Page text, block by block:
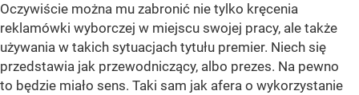
Oczywiście można mu zabronić nie tylko kręcenia
reklamówki wyborczej w miejscu swojej pracy, ale także
używania w takich sytuacjach tytułu premier. Niech się
przedstawia jak przewodniczący, albo prezes. Na pewno
to będzie miało sens. Taki sam jak afera o wykorzystanie